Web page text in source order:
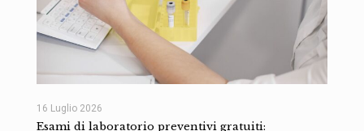
16 Luglio 2026
Esami di laboratorio preventivi gratuiti: